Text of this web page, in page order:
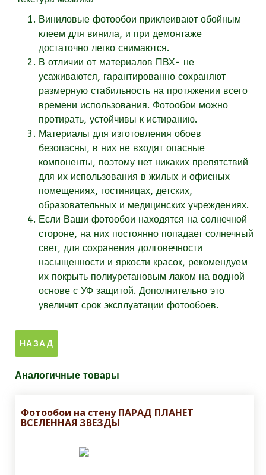
Виниловые фотообои приклеивают обойным
клеем для винила, и при демонтаже
достаточно легко снимаются.
В отличии от материалов ПВХ- не
усаживаются, гарантированно сохраняют
размерную стабильность на протяжении всего
времени использования. Фотообои можно
протирать, устойчивы к истиранию.
Материалы для изготовления обоев
безопасны, в них не входят опасные
компоненты, поэтому нет никаких препятствий
для их использования в жилых и офисных
помещениях, гостиницах, детских,
образовательных и медицинских учреждениях.
Если Ваши фотообои находятся на солнечной
стороне, на них постоянно попадает солнечный
свет, для сохранения долговечности
насыщенности и яркости красок, рекомендуем
их покрыть полиуретановым лаком на водной
основе с УФ защитой. Дополнительно это
увеличит срок эксплуатации фотообоев.
Аналогичные товары
Фотообои на стену ПАРАД ПЛАНЕТ
ВСЕЛЕННАЯ ЗВЕЗДЫ